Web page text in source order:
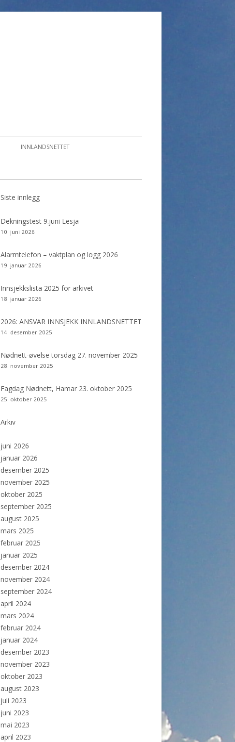
INNLANDSNETTET
Primær
sidekolonne
Siste innlegg
Dekningstest 9.juni Lesja
10. juni 2026
Alarmtelefon – vaktplan og logg 2026
19. januar 2026
Innsjekkslista 2025 for arkivet
18. januar 2026
2026: ANSVAR INNSJEKK INNLANDSNETTET
14. desember 2025
Nødnett-øvelse torsdag 27. november 2025
28. november 2025
Fagdag Nødnett, Hamar 23. oktober 2025
25. oktober 2025
Arkiv
juni 2026
januar 2026
desember 2025
november 2025
oktober 2025
september 2025
august 2025
mars 2025
februar 2025
januar 2025
desember 2024
november 2024
september 2024
april 2024
mars 2024
februar 2024
januar 2024
desember 2023
november 2023
oktober 2023
august 2023
juli 2023
juni 2023
mai 2023
april 2023